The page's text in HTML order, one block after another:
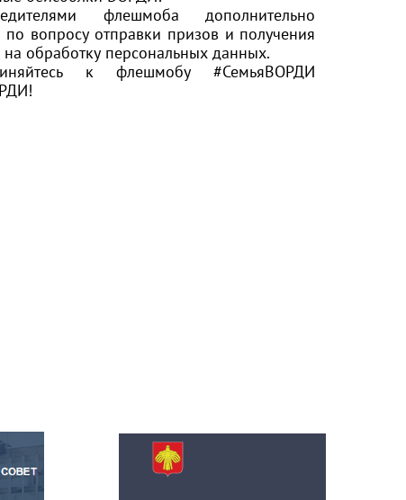
флешмоба дополнительно
по вопросу отправки призов и получения
на обработку персональных данных.
к флешмобу#СемьяВОРДИ
!